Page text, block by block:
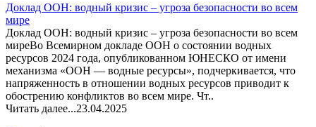
Доклад ООН: водный кризис – угроза безопасности во всем
мире
Доклад ООН: водный кризис – угроза безопасности во всем
миреВо Всемирном докладе ООН о состоянии водных
ресурсов 2024 года, опубликованном ЮНЕСКО от имени
механизма «ООН — водные ресурсы», подчеркивается, что
напряженность в отношении водных ресурсов приводит к
обострению конфликтов во всем мире. Чт..
Читать далее...23.04.2025